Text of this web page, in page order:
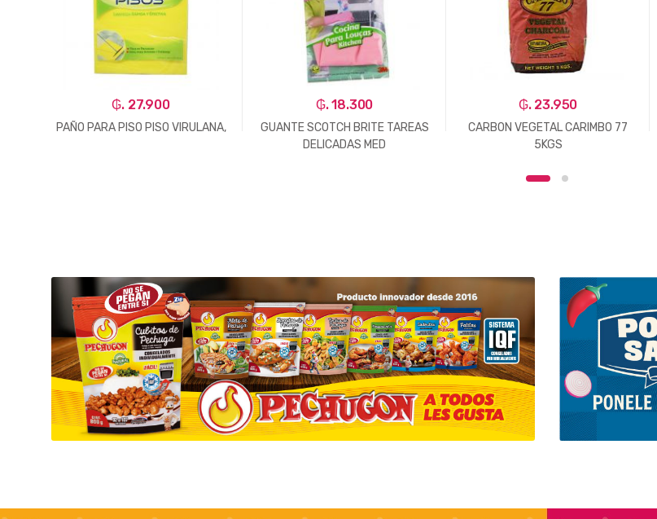
₲. 27.900
PAÑO PARA PISO PISO VIRULANA,
₲. 18.300
GUANTE SCOTCH BRITE TAREAS
DELICADAS MED
₲. 23.950
CARBON VEGETAL CARIMBO 77
5KGS